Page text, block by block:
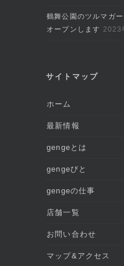
鶴舞公園のツルマガ
オープンします 2023
サイトマップ
ホーム
最新情報
gengeとは
gengeびと
gengeの仕事
店舗一覧
お問い合わせ
マップ&アクセス